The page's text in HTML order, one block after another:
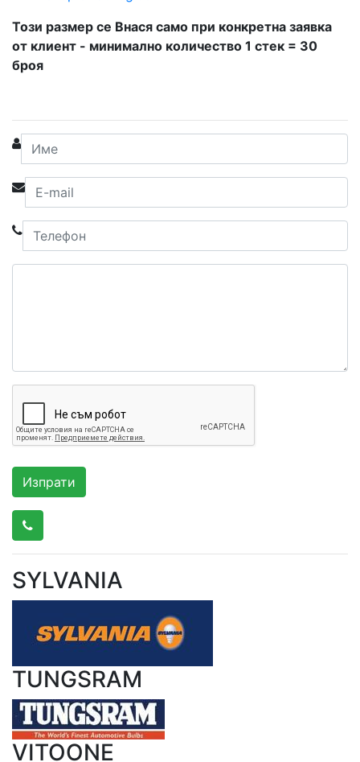
Този размер се Внася само при конкретна заявка
от клиент - минимално количество 1 стек = 30
броя
SYLVANIA
TUNGSRAM
VITOONE